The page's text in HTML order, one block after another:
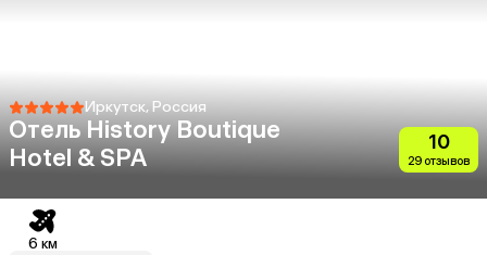
Иркутск, Россия
Отель History Boutique
Hotel & SPA
10
29 отзывов
6 км